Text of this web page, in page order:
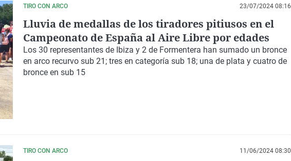
TIRO CON ARCO 23/07/2024 08:16
Lluvia de medallas de los tiradores pitiusos en el
Campeonato de España al Aire Libre por edades
Los 30 representantes de Ibiza y 2 de Formentera han sumado un bronce
en arco recurvo sub 21; tres en categoría sub 18; una de plata y cuatro de
bronce en sub 15
TIRO CON ARCO 11/06/2024 08:30